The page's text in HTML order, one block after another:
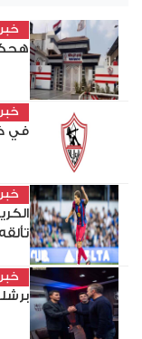
خبر
خبر
في
خبر
تألقه
خبر